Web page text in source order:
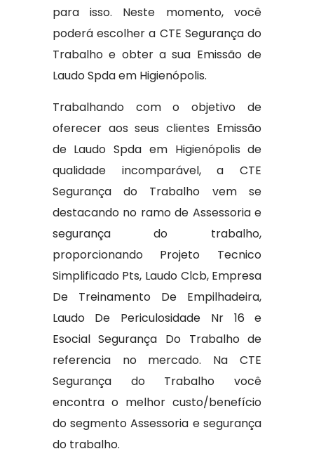
para isso. Neste momento, você
poderá escolher a CTE Segurança do
Trabalho e obter a sua Emissão de
Laudo Spda em Higienópolis.
Trabalhando com o objetivo de
oferecer aos seus clientes Emissão
de Laudo Spda em Higienópolis de
qualidade incomparável, a CTE
Segurança do Trabalho vem se
destacando no ramo de Assessoria e
segurança do trabalho,
proporcionando Projeto Tecnico
Simplificado Pts, Laudo Clcb, Empresa
De Treinamento De Empilhadeira,
Laudo De Periculosidade Nr 16 e
Esocial Segurança Do Trabalho de
referencia no mercado. Na CTE
Segurança do Trabalho você
encontra o melhor custo/benefício
do segmento Assessoria e segurança
do trabalho.